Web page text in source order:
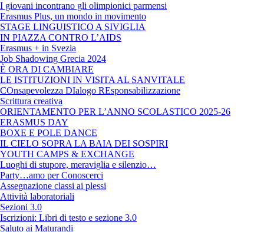
I giovani incontrano gli olimpionici parmensi
Erasmus Plus, un mondo in movimento
STAGE LINGUISTICO A SIVIGLIA
IN PIAZZA CONTRO L’AIDS
Erasmus + in Svezia
Job Shadowing Grecia 2024
È ORA DI CAMBIARE
LE ISTITUZIONI IN VISITA AL SANVITALE
COnsapevolezza DIalogo REsponsabilizzazione
Scrittura creativa
ORIENTAMENTO PER L’ANNO SCOLASTICO 2025-26
ERASMUS DAY
BOXE E POLE DANCE
IL CIELO SOPRA LA BAIA DEI SOSPIRI
YOUTH CAMPS & EXCHANGE
Luoghi di stupore, meraviglia e silenzio…
Party…amo per Conoscerci
Assegnazione classi ai plessi
Attività laboratoriali
Sezioni 3.0
Iscrizioni: Libri di testo e sezione 3.0
Saluto ai Maturandi